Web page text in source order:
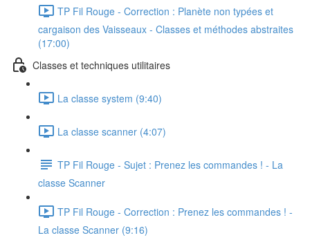
TP Fil Rouge - Correction : Planète non typées et
cargaison des Vaisseaux - Classes et méthodes abstraites
(17:00)
Classes et techniques utilitaires
La classe system (9:40)
La classe scanner (4:07)
TP Fil Rouge - Sujet : Prenez les commandes ! - La
classe Scanner
TP Fil Rouge - Correction : Prenez les commandes ! -
La classe Scanner (9:16)